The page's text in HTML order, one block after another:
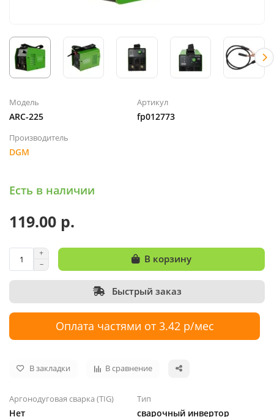
Модель
ARC-225
Артикул
fp012773
Производитель
DGM
Есть в наличии
119.00 р.
В корзину
Быстрый заказ
Оплата частями от 3.42 р/мес
В закладки В сравнение
Аргонодуговая сварка (TIG)
Нет
Тип
сварочный инвертор